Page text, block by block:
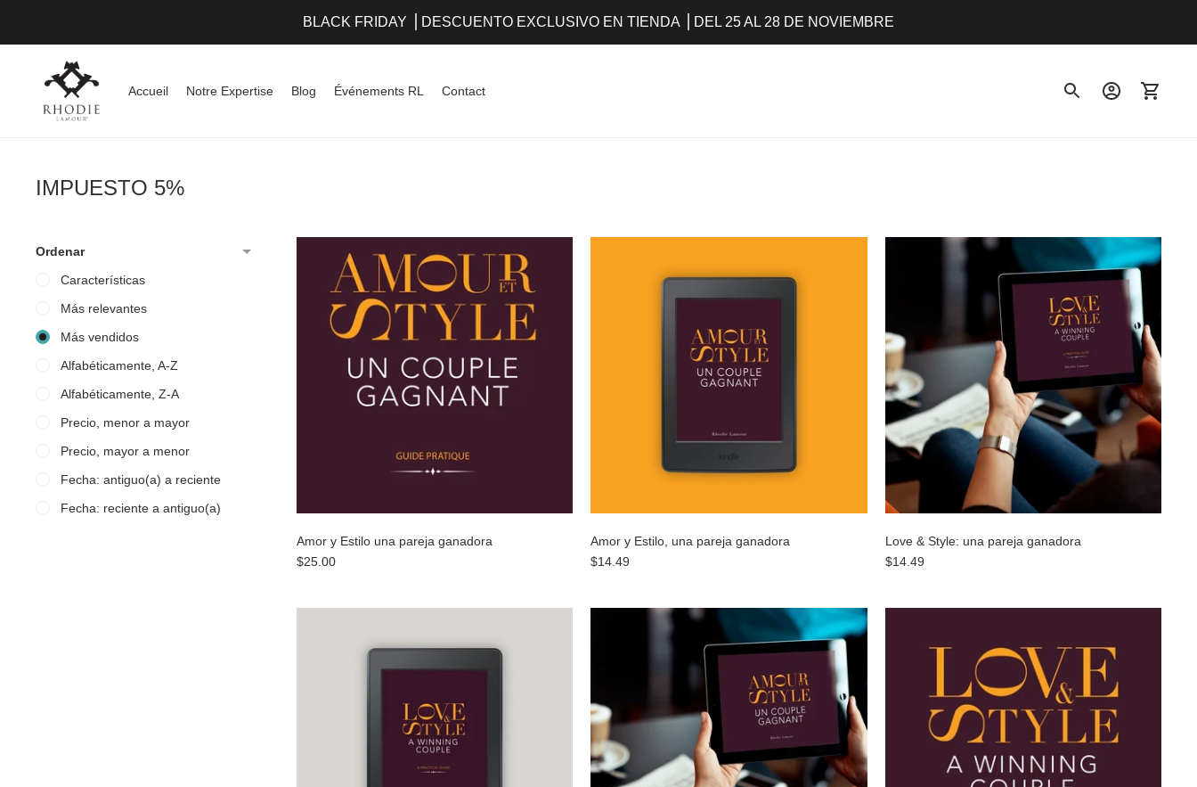
BLACK FRIDAY ⎪DESCUENTO EXCLUSIVO EN TIENDA ⎪DEL 25 AL 28 DE NOVIEMBRE
Accueil Notre Expertise Blog Événements RL Contact
IMPUESTO 5%
Ordenar
Características
Más relevantes
Más vendidos
Alfabéticamente, A-Z
Alfabéticamente, Z-A
Precio, menor a mayor
Precio, mayor a menor
Fecha: antiguo(a) a reciente
Fecha: reciente a antiguo(a)
Amor y Estilo una pareja ganadora
$25.00
Amor y Estilo, una pareja ganadora
$14.49
Love & Style: una pareja ganadora
$14.49